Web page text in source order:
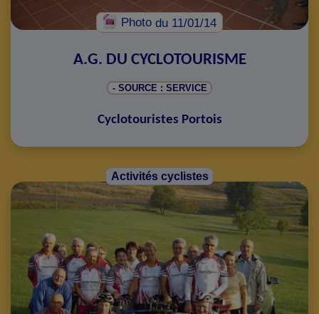
Photodu 11/01/14
A.G. DU CYCLOTOURISME
- SOURCE : SERVICE
Cyclotouristes Portois
Activités cyclistes